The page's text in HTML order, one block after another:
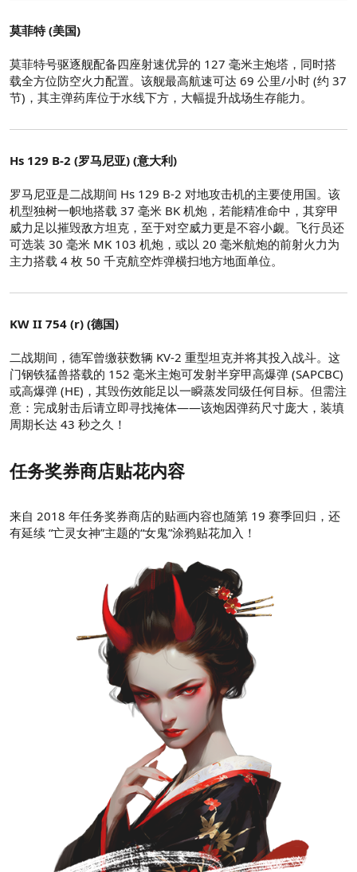
莫菲特 (美国)
莫菲特号驱逐舰配备四座射速优异的 127 毫米主炮塔，同时搭
载全方位防空火力配置。该舰最高航速可达 69 公里/小时 (约 37
节)，其主弹药库位于水线下方，大幅提升战场生存能力。
Hs 129 B-2 (罗马尼亚) (意大利)
罗马尼亚是二战期间 Hs 129 B-2 对地攻击机的主要使用国。该
机型独树一帜地搭载 37 毫米 BK 机炮，若能精准命中，其穿甲
威力足以摧毁敌方坦克，至于对空威力更是不容小觑。飞行员还
可选装 30 毫米 MK 103 机炮，或以 20 毫米航炮的前射火力为
主力搭载 4 枚 50 千克航空炸弹横扫地方地面单位。
KW II 754 (r) (德国)
二战期间，德军曾缴获数辆 KV-2 重型坦克并将其投入战斗。这
门钢铁猛兽搭载的 152 毫米主炮可发射半穿甲高爆弹 (SAPCBC)
或高爆弹 (HE)，其毁伤效能足以一瞬蒸发同级任何目标。但需注
意：完成射击后请立即寻找掩体——该炮因弹药尺寸庞大，装填
周期长达 43 秒之久！
任务奖券商店贴花内容
来自 2018 年任务奖券商店的贴画内容也随第 19 赛季回归，还
有延续 “亡灵女神”主题的“女鬼”涂鸦贴花加入！